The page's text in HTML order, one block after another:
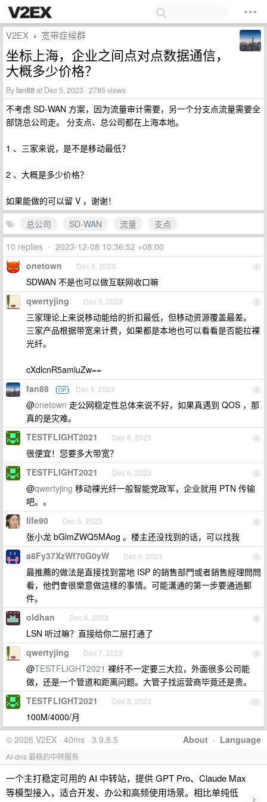
V2EX › 宽带症候群
坐标上海，企业之间点对点数据通信，
大概多少价格？
Byfan88at Dec 5, 2023 · 2785 views
不考虑 SD-WAN 方案，因为流量审计需要，另一个分支点流量需要全
部饶总公司走。 分支点、总公司都在上海本地。
1 、三家来说，是不是移动最低？
2 、大概是多少价格？
如果能做的可以留 V ，谢谢！
总公司
SD-WAN 流量
支点
10 replies • 2023-12-08 10:36:52 +08:00
1
onetown Dec 5, 2023
SDWAN 不是也可以做互联网收口嘛
2
qwertyjing Dec 5, 2023
三家理论上来说移动能给的折扣最低，但移动资源覆盖最差。
三家产品根据带宽来计费，如果都是本地也可以看看是否能拉裸
光纤。
cXdlcnR5amluZw==
3
fan88 OP Dec 5, 2023
@onetown 走公网稳定性总体来说不好，如果真遇到 QOS ，那
真的是灾难。
4
TESTFLIGHT2021 Dec 6, 2023
很便宜！您要多大带宽？
5
TESTFLIGHT2021 Dec 6, 2023
@qwertyjing 移动裸光纤一般智能党政军，企业就用 PTN 传输
吧。。
6
life90 Dec 6, 2023
张小龙 bGlmZWQ5MAog 。楼主还没找到的话，可以找我
7
a8Fy37XzWf70G0yW Dec 6, 2023
最推薦的做法是直接找到當地 ISP 的銷售部門或者銷售經理問問
看，他們會很樂意做這樣的事情。可能溝通的第一步要通過郵
件。
8
oldhan Dec 6, 2023
LSN 听过嘛？直接给你二层打通了
9
qwertyjing Dec 7, 2023
@TESTFLIGHT2021 裸纤不一定要三大拉，外面很多公司能
做，还是一个管道和距离问题。大管子找运营商毕竟还是贵。
10
TESTFLIGHT2021 Dec 8, 2023
100M/4000/月
About · Language
© 2026 V2EX · 40ms · 3.9.8.5
AI-dns 最稳的中转服务
一个主打稳定可用的 AI 中转站，提供 GPT Pro、Claude Max
等模型接入，适合开发、办公和高频使用场景。相比单纯低
›